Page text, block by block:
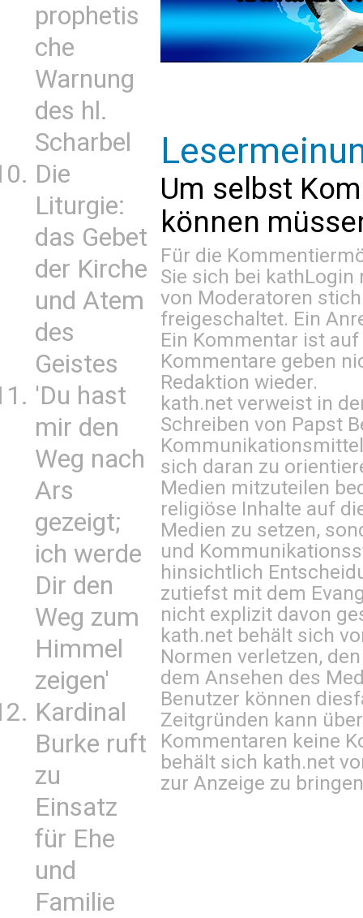
prophetis
che
Warnung
des hl.
Scharbel
Die
Liturgie:
das Gebet
der Kirche
und Atem
des
Geistes
'Du hast
mir den
Weg nach
Ars
gezeigt;
ich werde
Dir den
Weg zum
Himmel
zeigen'
Kardinal
Burke ruft
zu
Einsatz
für Ehe
und
Familie
Um selbst
können
Für die
Sie sich bei kathLogin
von Moderatoren
freigeschaltet. Ein
Ein Kommentar ist
Kommentare geben
Redaktion wieder.
kath.net verweist in
Schreiben von Papst
sich daran zu
Medien mitzuteilen
religiöse Inhalte auf
Medien zu setzen,
und
hinsichtlich
zutiefst mit dem
nicht explizit davon
kath.net behält sich
Normen verletzen,
dem Ansehen des
Benutzer können
Zeitgründen kann
Kommentaren keine
behält sich kath.net
zur Anzeige zu